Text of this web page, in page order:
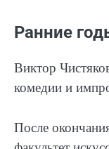
Ранние
Виктор
комедии и
После